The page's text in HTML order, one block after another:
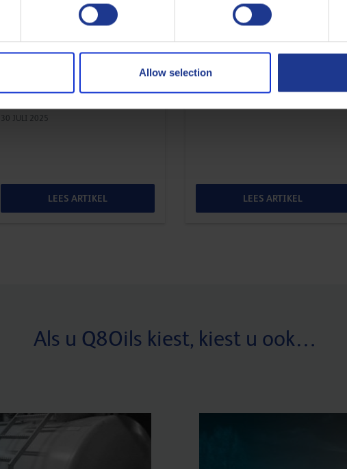
Allow selection
Maximale prestaties voor
olie met Q8Oils
30 JULI 2025
LEES ARTIKEL
succesverhaal van Q8Oils
en de VPK Groep
16 MEI 2024
LEES ARTIKEL
Als u Q8Oils kiest, kiest u ook…